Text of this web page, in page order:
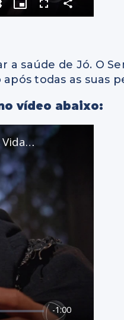
a saúde de Jó. O
todas as suas
vídeo abaixo: